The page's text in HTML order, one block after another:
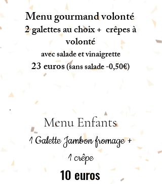
Menu gourmand volonté
2 galettes au choix + crêpes à
volonté
avec saladeet vinaigrette
23 euros(sans salade -0,50€)
Menu Enfants
1 Galette Jambon fromage +
1 crêpe
10 euros